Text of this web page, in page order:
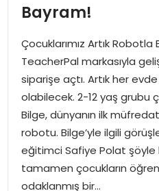
EKONOMI
MAGAZIN
SAĞLIK
SIYASET
SPOR
Bayram!
Çocuklarımız Artık Robotla
TeacherPal markasıyla
siparişe açtı. Artık her
olabilecek. 2-12 yaş grubu
Bilge, dünyanın ilk
robotu. Bilge’yle ilgili
eğitimci Safiye Polat şöyle
tamamen çocukların
odaklanmış bir…